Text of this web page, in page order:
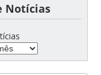
Notícias